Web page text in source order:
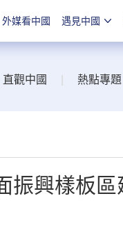
外媒看中國 遇見中國
直觀中國 熱點專題
振興樣板區